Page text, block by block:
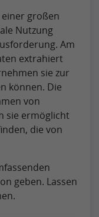
großen
Nutzung
Am
extrahiert
sie zur
können. Die
von
sie ermöglicht
die von
geben. Lassen